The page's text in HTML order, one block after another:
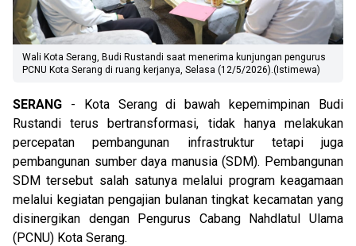
Wali Kota Serang, Budi Rustandi saat menerima kunjungan pengurus
PCNU Kota Serang di ruang kerjanya, Selasa (12/5/2026).(Istimewa)
SERANG - Kota Serang di bawah kepemimpinan Budi
Rustandi terus bertransformasi, tidak hanya melakukan
percepatan pembangunan infrastruktur tetapi juga
pembangunan sumber daya manusia (SDM). Pembangunan
SDM tersebut salah satunya melalui program keagamaan
melalui kegiatan pengajian bulanan tingkat kecamatan yang
disinergikan dengan Pengurus Cabang Nahdlatul Ulama
(PCNU) Kota Serang.